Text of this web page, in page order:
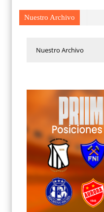
Nuestro Archivo